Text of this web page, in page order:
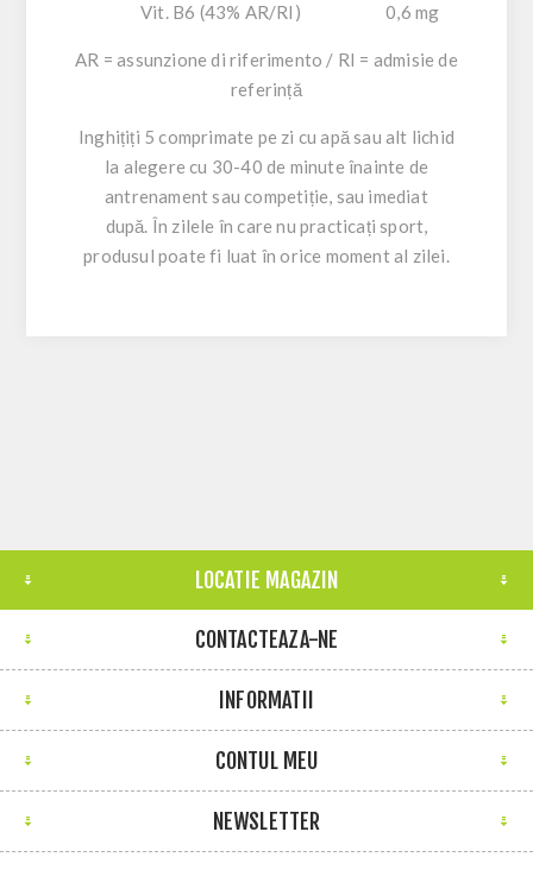
Vit. B6 (43% AR/RI)
0,6 mg
AR = assunzione di riferimento / RI = admisie de
referință
Inghițiți 5 comprimate pe zi cu apă sau alt lichid
la alegere cu 30-40 de minute înainte de
antrenament sau competiție, sau imediat
după. În zilele în care nu practicați sport,
produsul poate fi luat în orice moment al zilei.
LOCATIE MAGAZIN
CONTACTEAZA-NE
INFORMATII
CONTUL MEU
NEWSLETTER